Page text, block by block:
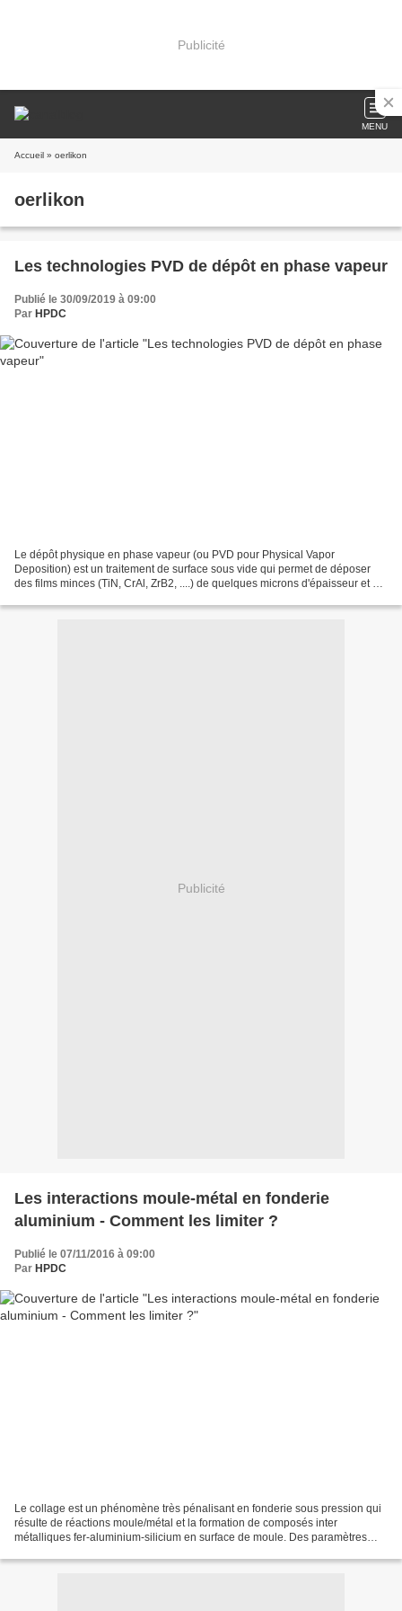
Publicité
MENU
Accueil » oerlikon
oerlikon
Les technologies PVD de dépôt en phase vapeur
Publié le 30/09/2019 à 09:00
Par HPDC
Le dépôt physique en phase vapeur (ou PVD pour Physical Vapor
Deposition) est un traitement de surface sous vide qui permet de déposer
des films minces (TiN, CrAl, ZrB2, ....) de quelques microns d'épaisseur et qui
Publicité
Les interactions moule-métal en fonderie
aluminium - Comment les limiter ?
Publié le 07/11/2016 à 09:00
Par HPDC
Le collage est un phénomène très pénalisant en fonderie sous pression qui
résulte de réactions moule/métal et la formation de composés inter
métalliques fer-aluminium-silicium en surface de moule. Des paramètres